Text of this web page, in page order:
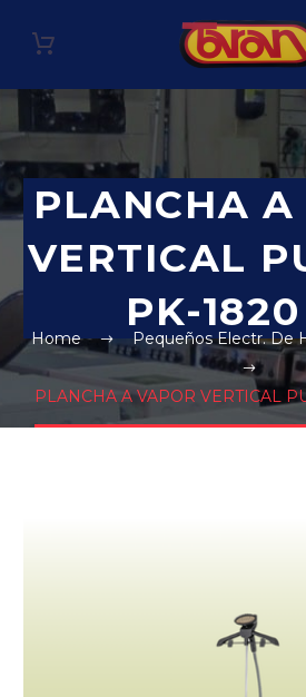
PLANCHA A
VERTICAL
PK-
Home Pequeños Electr. De
PLANCHA A VAPOR VERTICAL